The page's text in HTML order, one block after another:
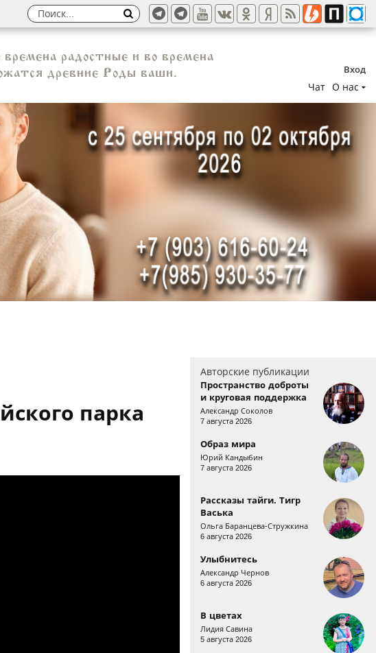
Вход
Чат О нас
радостные и во времена
древние Роды ваши.
парка
Авторские публикации
Пространство доброты
и круговая поддержка
Александр Соколов
7 августа 2026
Образ мира
Юрий Кандыбин
7 августа 2026
Рассказы тайги. Тигр
Васька
Ольга Баранцева-Стружкина
6 августа 2026
Улыбнитесь
Александр Чернов
6 августа 2026
В цветах
Лидия Савина
5 августа 2026